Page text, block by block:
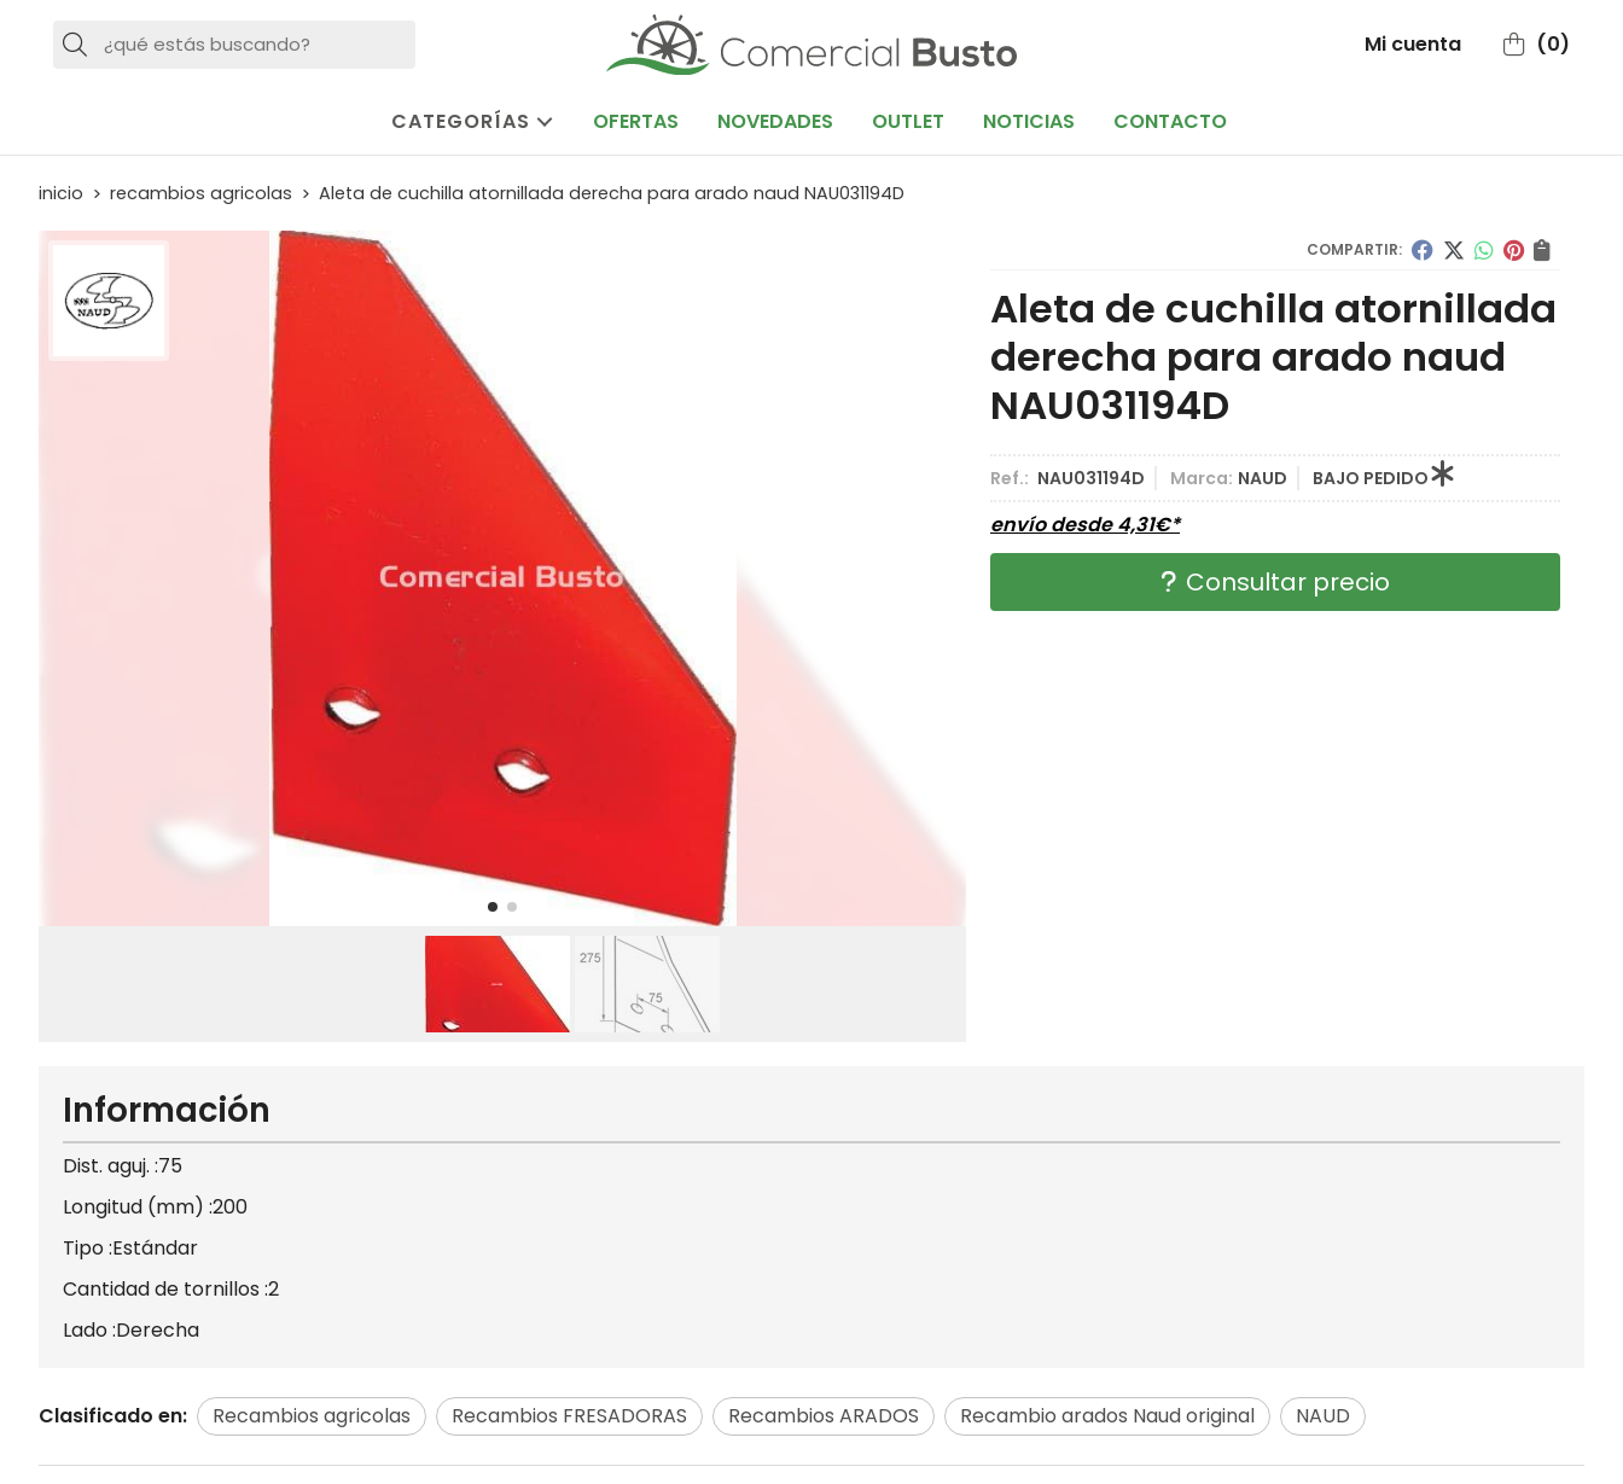
Buscar Mi cuenta 0
CATEGORÍAS OFERTAS NOVEDADES OUTLET NOTICIAS CONTACTO
inicio recambios agricolas Aleta de cuchilla atornillada derecha para arado naud NAU031194D
COMPARTIR:
Aleta de cuchilla atornillada
derecha para arado naud
NAU031194D
Ref.: NAU031194D Marca: NAUD BAJO PEDIDO
envío desde4,31€*
Consultar precio
Información
Dist. aguj. :75
Longitud (mm) :200
Tipo :Estándar
Cantidad de tornillos :2
Lado :Derecha
Clasificado en: Recambios agricolas Recambios FRESADORAS Recambios ARADOS Recambio arados Naud original NAUD